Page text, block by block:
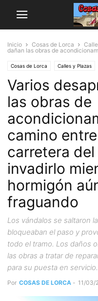
Inicio Cosas de Lorca
dañan las obras de
Cosas de Lorca Calles y Plazas
Varios
las obras de
camino
carretera
invadirlo
hormigón
fraguando
Los vándalos se saltaron
bloqueaban el paso y
todo el tramo. Los daños
las obras a tratar de
para su puesta en servicio.
Por COSAS DE LORCA - 11/03/